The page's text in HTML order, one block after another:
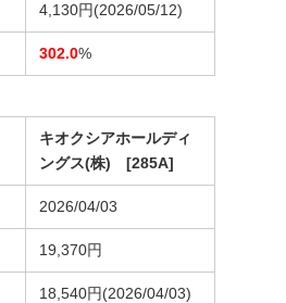
4,130円(2026/05/12)
302.0%
キオクシアホールディ
ングス(株) [285A]
2026/04/03
19,370円
18,540円 (2026/04/03)